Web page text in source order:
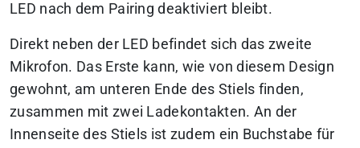
LED nach dem Pairing deaktiviert bleibt.
Direkt neben der LED befindet sich das zweite
Mikrofon. Das Erste kann, wie von diesem Design
gewohnt, am unteren Ende des Stiels finden,
zusammen mit zwei Ladekontakten. An der
Innenseite des Stiels ist zudem ein Buchstabe für